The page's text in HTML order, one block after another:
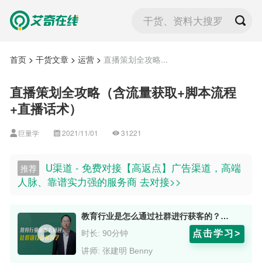
干货、资料大搜罗
首页> 干货文章> 运营> 直播策划全攻略...
直播策划全攻略（含流量获取+脚本流程
+直播话术）
巨量学 2021/11/01 31221
推荐
U渠道 - 免费对接【高返点】广告渠道，高端
人脉、靠谱实力强的服务商 去对接>>
教育行业是怎么通过社群进行获客的？ 嘉宾：张建明 Benny
时长: 90分钟
讲师: 张建明 Benny
点击学习>